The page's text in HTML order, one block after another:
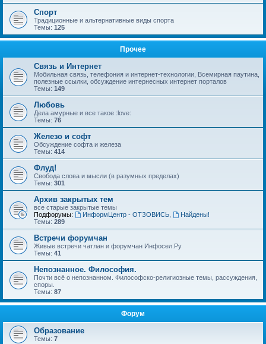
Спорт
Традиционные и альтернативные виды спорта
Темы: 125
Прочее
Связь и Интернет
Мобильная связь, телефония и интернет-технологии, Всемирная паутина,
полезные ссылки, обсуждение интернесных интернет порталов
Темы: 149
Любовь
Дела амурные и все такое :love:
Темы: 76
Железо и софт
Обсуждение софта и железа
Темы: 414
Флуд!
Свобода слова и мысли (в разумных пределах)
Темы: 301
Архив закрытых тем
все старые закрытые темы
Подфорумы:
ИнформЦентр - ОТЗОВИСЬ,
Найдены!
Темы: 289
Встречи форумчан
Живые встречи чатлан и форумчан Инфосел.Ру
Темы: 41
Непознанное. Философия.
Почти всё о непознанном. Философско-религиозные темы, рассуждения,
споры.
Темы: 87
Форум
Образование
Темы: 7